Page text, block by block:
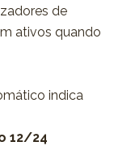
de
ativos quando
indica
12/24